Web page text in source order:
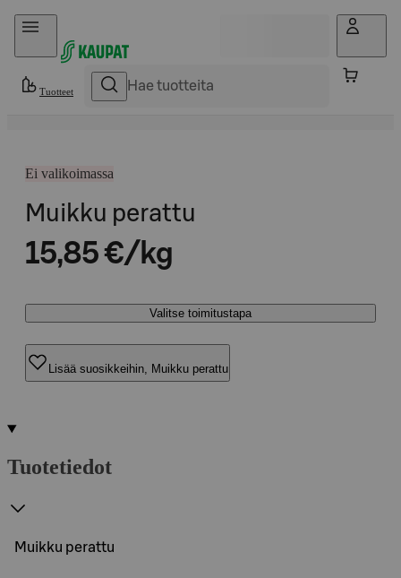
Hyppää sisältöön
Tuotteet
Ei valikoimassa
Muikku perattu
15,85 €/kg
Valitse toimitustapa
Lisää suosikkeihin, Muikku perattu
Tuotetiedot
Muikku perattu